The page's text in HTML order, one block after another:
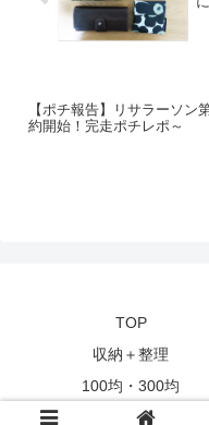
【ポチ報告】リサラーソン
約開始！完走ポチレポ～
TOP
収納＋整理
100均・300均